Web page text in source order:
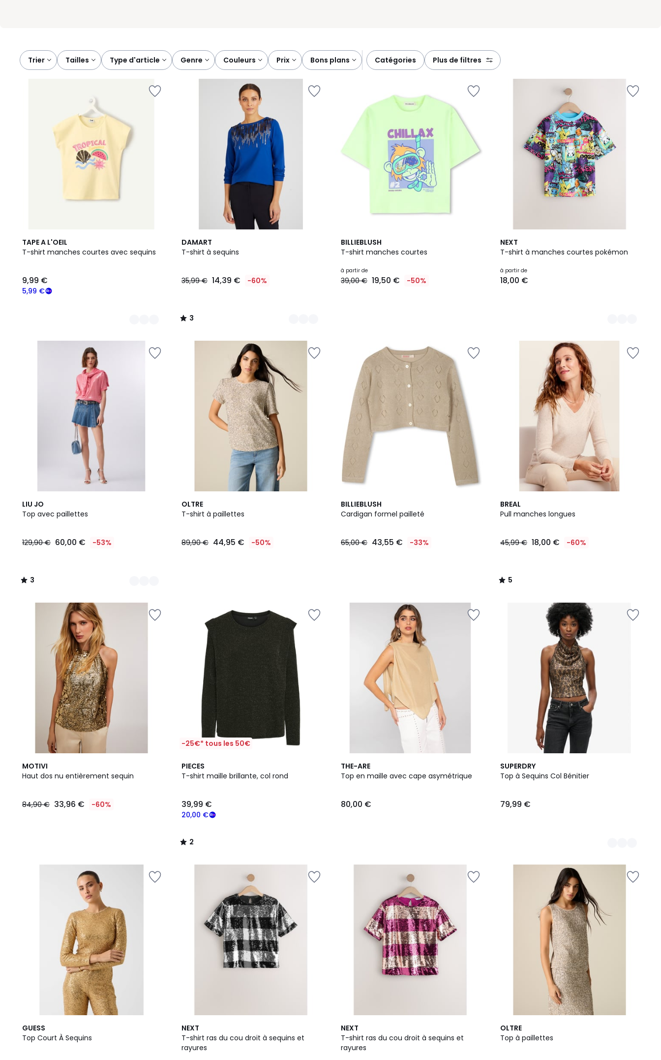
Trier tailles type d'article genre couleurs prix bons plans catégories plus de filtres
TAPE A L'OEIL
T-shirt manches courtes avec sequins
€
souscrivez
payer
5,99 €
9,99 €
3
Couleurs
DAMART
T-shirt à sequins
35,99 € 14,39 € -60%
3
/
2
Couleurs
3
/
BILLIEBLUSH
T-shirt manches courtes
à partir de
39,00 € 19,50 € -50%
NEXT
T-shirt à manches courtes pokémon
à partir de
18,00 €
3
Couleurs
LIU JO
Top avec paillettes
129,90 € 60,00 € -53%
3
/
3
Couleurs
3
/
OLTRE
T-shirt à paillettes
89,90 € 44,95 € -50%
BILLIEBLUSH
Cardigan formel pailleté
65,00 € 43,55 € -33%
BREAL
Pull manches longues
45,99 € 18,00 € -60%
5
/
5
/
MOTIVI
Haut dos nu entièrement sequin
84,90 € 33,96 € -60%
-25€* tous les 50€
PIECES
T-shirt maille brillante, col rond
20,00 €
39,99 €
2
/
2
/
THE-ARE
Top en maille avec cape asymétrique
80,00 €
SUPERDRY
Top à Sequins Col Bénitier
79,99 €
3
Couleurs
GUESS
Top Court À Sequins
2
Couleurs
NEXT
T-shirt ras du cou droit à sequins et
rayures
2
Couleurs
NEXT
T-shirt ras du cou droit à sequins et
rayures
OLTRE
Top à paillettes